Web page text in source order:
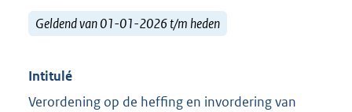
Geldend van 01-01-2026 t/m heden
Intitulé
Verordening op de heffing en invordering van